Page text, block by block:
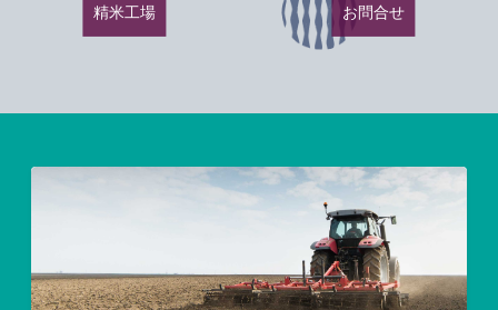
精米工場 お問合せ